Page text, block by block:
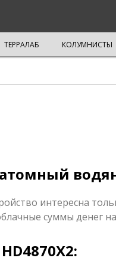
ТЕРРАЛАБ КОЛУМНИСТЫ
атомный
интересна
суммы денег